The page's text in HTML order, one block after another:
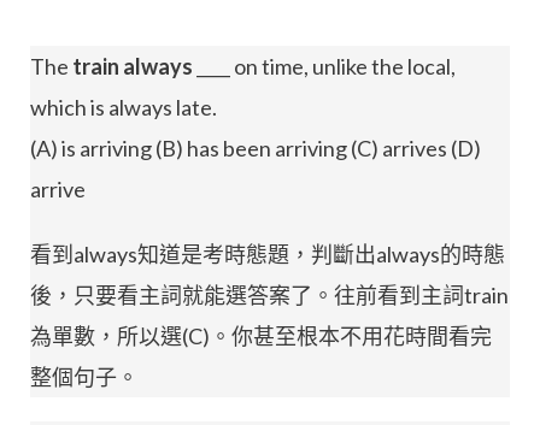
The train always ____ on time, unlike the local,
which is always late.
(A) is arriving (B) has been arriving (C) arrives (D)
arrive
看到always知道是考時態題，判斷出always的時態
後，只要看主詞就能選答案了。往前看到主詞train
為單數，所以選(C)。你甚至根本不用花時間看完
整個句子。